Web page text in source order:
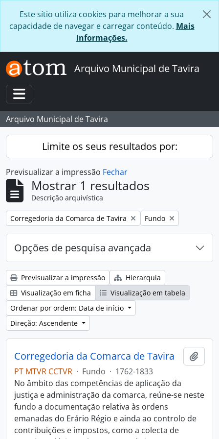
Este sítio utiliza cookies para melhorar a sua
capacidade de navegar e carregar conteúdo. Mais
Informações.
Arquivo Municipal de Tavira
Toggle navigation
Arquivo Municipal de Tavira
Limite os seus resultados por:
Previsualizar a impressão Fechar
Mostrar 1 resultados
Descrição arquivística
Remover filtro:
Corregedoria da Comarca de Tavira Remover filtro:
Fundo
Opções de pesquisa avançada
Previsualizar a impressão
Hierarquia
Visualização em ficha
Visualização em tabela
Ordenar por ordem: Data de início
Direção: Ascendente
Corregedoria da Comarca de Tavira
PT MTVR CCTVR · Fundo · 1762-1833
No âmbito das competências de aplicação da
justiça e administração da comarca, reúne-se neste
fundo a documentação relativa às ordens
emanadas do Erário Régio e ainda ao controlo de
contribuições e impostos, como a colecta de